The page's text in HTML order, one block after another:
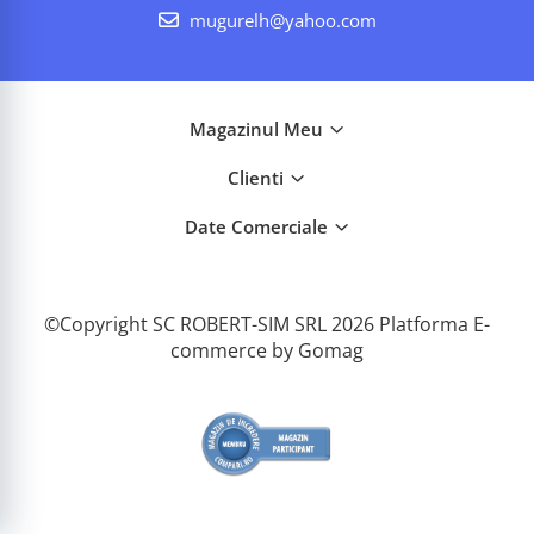
mugurelh@yahoo.com
Magazinul Meu
Clienti
Date Comerciale
©Copyright SC ROBERT-SIM SRL 2026 Platforma E-
commerce by Gomag